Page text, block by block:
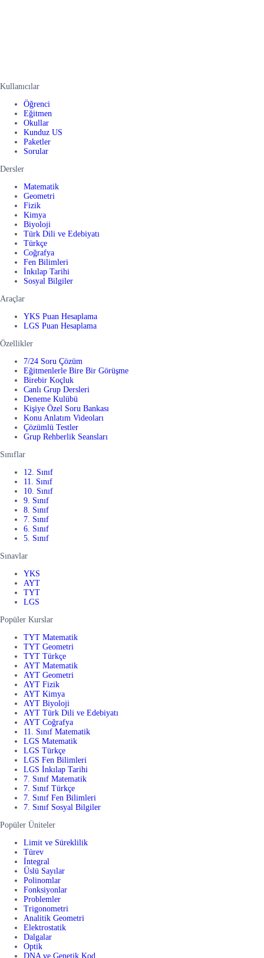
Kullanıcılar
Öğrenci
Eğitmen
Okullar
Kunduz US
Paketler
Sorular
Dersler
Matematik
Geometri
Fizik
Kimya
Biyoloji
Türk Dili ve Edebiyatı
Türkçe
Coğrafya
Fen Bilimleri
İnkılap Tarihi
Sosyal Bilgiler
Araçlar
YKS Puan Hesaplama
LGS Puan Hesaplama
Özellikler
7/24 Soru Çözüm
Eğitmenlerle Bire Bir Görüşme
Birebir Koçluk
Canlı Grup Dersleri
Deneme Kulübü
Kişiye Özel Soru Bankası
Konu Anlatım Videoları
Çözümlü Testler
Grup Rehberlik Seansları
Sınıflar
12. Sınıf
11. Sınıf
10. Sınıf
9. Sınıf
8. Sınıf
7. Sınıf
6. Sınıf
5. Sınıf
Sınavlar
YKS
AYT
TYT
LGS
Popüler Kurslar
TYT Matematik
TYT Geometri
TYT Türkçe
AYT Matematik
AYT Geometri
AYT Fizik
AYT Kimya
AYT Biyoloji
AYT Türk Dili ve Edebiyatı
AYT Coğrafya
11. Sınıf Matematik
LGS Matematik
LGS Türkçe
LGS Fen Bilimleri
LGS İnkılap Tarihi
7. Sınıf Matematik
7. Sınıf Türkçe
7. Sınıf Fen Bilimleri
7. Sınıf Sosyal Bilgiler
Popüler Üniteler
Limit ve Süreklilik
Türev
İntegral
Üslü Sayılar
Polinomlar
Fonksiyonlar
Problemler
Trigonometri
Analitik Geometri
Elektrostatik
Dalgalar
Optik
DNA ve Genetik Kod